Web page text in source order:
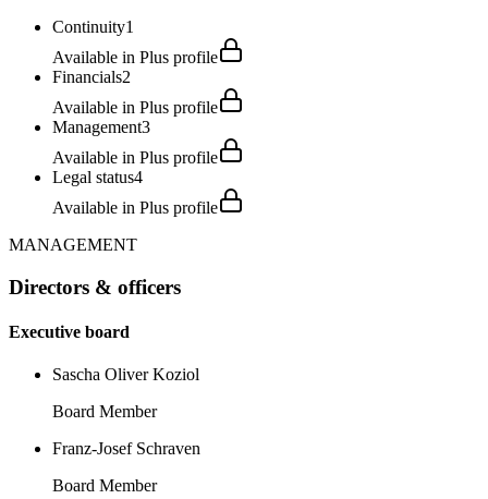
Continuity1
Available in Plus profile
Financials2
Available in Plus profile
Management3
Available in Plus profile
Legal status4
Available in Plus profile
MANAGEMENT
Directors & officers
Executive board
Sascha Oliver Koziol
Board Member
Franz-Josef Schraven
Board Member